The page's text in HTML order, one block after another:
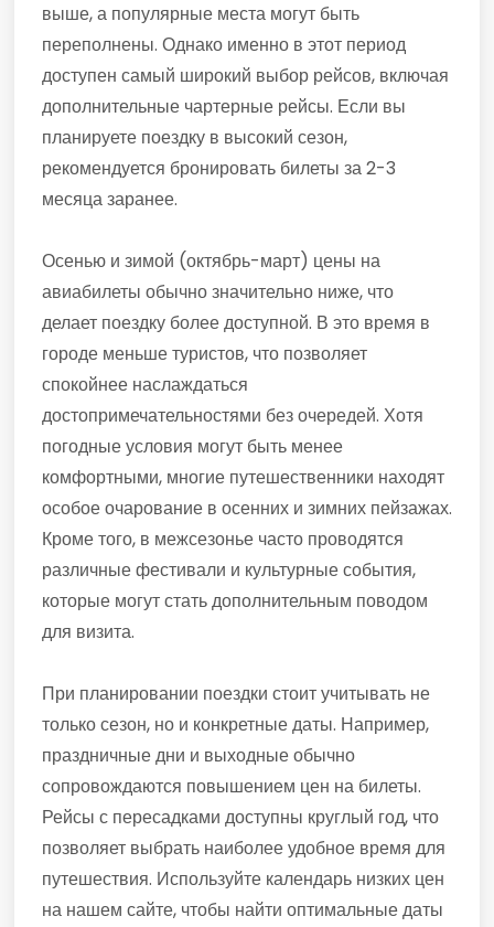
выше, а популярные места могут быть
переполнены. Однако именно в этот период
доступен самый широкий выбор рейсов, включая
дополнительные чартерные рейсы. Если вы
планируете поездку в высокий сезон,
рекомендуется бронировать билеты за 2-3
месяца заранее.
Осенью и зимой (октябрь-март) цены на
авиабилеты обычно значительно ниже, что
делает поездку более доступной. В это время в
городе меньше туристов, что позволяет
спокойнее наслаждаться
достопримечательностями без очередей. Хотя
погодные условия могут быть менее
комфортными, многие путешественники находят
особое очарование в осенних и зимних пейзажах.
Кроме того, в межсезонье часто проводятся
различные фестивали и культурные события,
которые могут стать дополнительным поводом
для визита.
При планировании поездки стоит учитывать не
только сезон, но и конкретные даты. Например,
праздничные дни и выходные обычно
сопровождаются повышением цен на билеты.
Рейсы с пересадками доступны круглый год, что
позволяет выбрать наиболее удобное время для
путешествия. Используйте календарь низких цен
на нашем сайте, чтобы найти оптимальные даты